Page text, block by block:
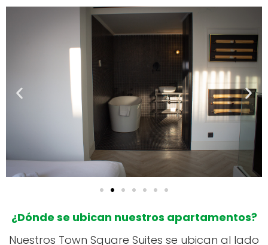
¿Dónde se ubican nuestros apartamentos?
Nuestros Town Square Suites se ubican al lado